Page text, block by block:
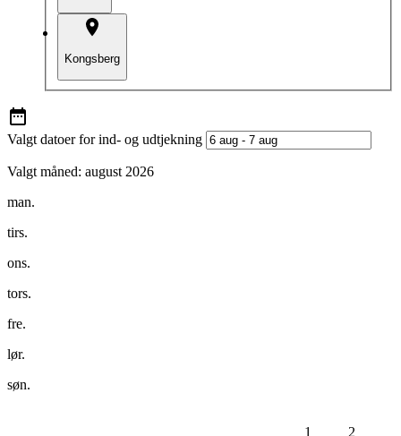
Kongsberg
Valgt datoer for ind- og udtjekning
Valgt måned: august 2026
man.
tirs.
ons.
tors.
fre.
lør.
søn.
1 2